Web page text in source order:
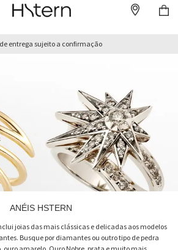
entrega sujeito a confirmação
ANÉIS HSTERN
joias das mais clássicas e delicadas aos modelos
Busque por diamantes ou outro tipo de pedra